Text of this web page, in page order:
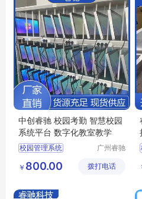
中创睿驰 校园考勤 智慧校园
系统平台 数字化教室教学
校园管理系统
考勤统计电子班牌
班级互动展示平台
广州睿驰
公司
￥ 800.00 拨打电话